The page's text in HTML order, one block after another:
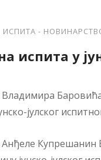
-
испита у
јулског
Купрешанин